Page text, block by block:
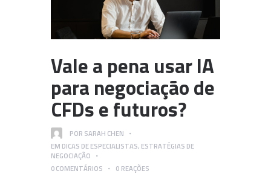
Vale a pena usar IA
para negociação de
CFDs e futuros?
POR SARAH CHEN
EM DICAS DE ESPECIALISTAS, ESTRATÉGIAS DE
NEGOCIAÇÃO
0COMENTÁRIOS 0 REAÇÕES